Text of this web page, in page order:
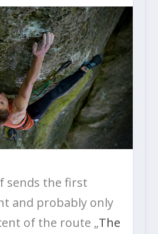
sends the first
and probably only
of the route „The